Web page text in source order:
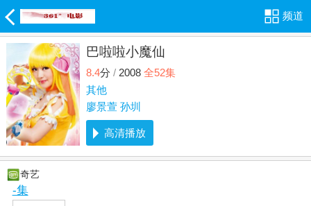
频道
巴啦啦小魔仙
8.4分 /2008 全52集
其他
廖景萱 孙圳
高清播放
奇艺
-集